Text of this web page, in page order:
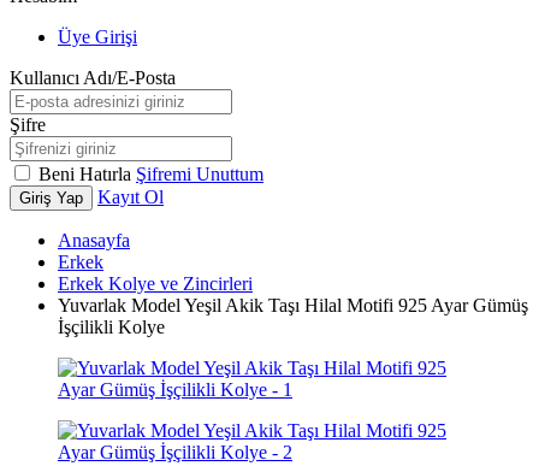
Üye Girişi
Kullanıcı Adı/E-Posta
Şifre
Beni Hatırla Şifremi Unuttum
Giriş Yap Kayıt Ol
Anasayfa
Erkek
Erkek Kolye ve Zincirleri
Yuvarlak Model Yeşil Akik Taşı Hilal Motifi 925 Ayar Gümüş
İşçilikli Kolye